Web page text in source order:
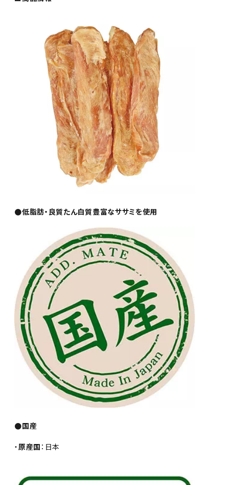
●低脂肪・良質たん白質豊富なササミを使用
●国産
・原産国 ：日本